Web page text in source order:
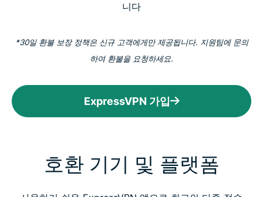
니다
*30일 환불 보장 정책은 신규 고객에게만 제공됩니다. 지원팀에 문의
하여 환불을 요청하세요.
ExpressVPN 가입
호환 기기 및 플랫폼